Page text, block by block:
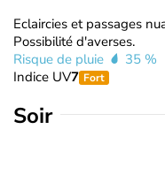
Eclaircies et passages
Possibilité d'averses.
Risque de pluie
35 %
Indice UV7 Fort
Soir